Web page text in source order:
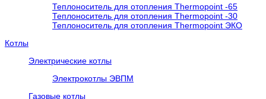
Теплоноситель для отопления Thermopoint -65
Теплоноситель для отопления Thermopoint -30
Теплоноситель для отопления Thermopoint ЭКО
Котлы
Электрические котлы
Электрокотлы ЭВПМ
Газовые котлы